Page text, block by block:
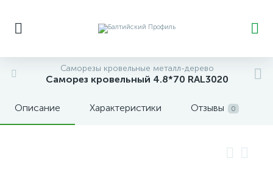
Саморезы кровельные металл-дерево
Саморез кровельный 4.8*70 RAL3020
Описание Характеристики Отзывы 0